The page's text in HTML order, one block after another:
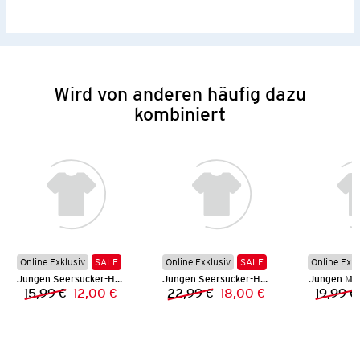
Wird von anderen häufig dazu
kombiniert
Online Exklusiv
SALE
Jungen Seersucker-Hemd
Vorheriger Preis:
15,99 € Neuer Preis:
12,00 €
Online Exklusiv
SALE
Jungen Seersucker-Hemd
Vorheriger Preis:
22,99 € Neuer Preis:
18,00 €
Online
Jungen
19,99 €